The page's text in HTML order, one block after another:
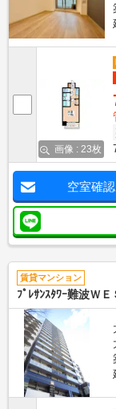
画像 : 23枚
空室確認
賃貸マンション
ﾌﾟﾚｻﾝｽﾀﾜｰ難波ＷＥ